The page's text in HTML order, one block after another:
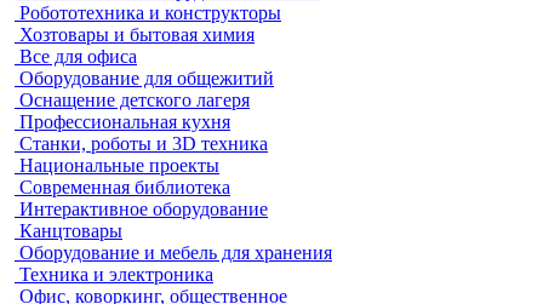
Робототехника и конструкторы
Хозтовары и бытовая химия
Все для офиса
Оборудование для общежитий
Оснащение детского лагеря
Профессиональная кухня
Станки, роботы и 3D техника
Национальные проекты
Современная библиотека
Интерактивное оборудование
Канцтовары
Оборудование и мебель для хранения
Техника и электроника
Офис, коворкинг, общественное